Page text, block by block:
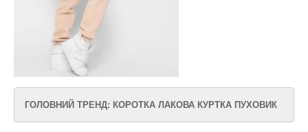
ГОЛОВНИЙ ТРЕНД: КОРОТКА ЛАКОВА КУРТКА ПУХОВИК